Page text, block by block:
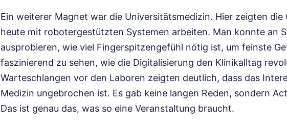
Ein weiterer Magnet war die Universitätsmedizin. Hier zeigten die
heute mit robotergestützten Systemen arbeiten. Man konnte an
ausprobieren, wie viel Fingerspitzengefühl nötig ist, um feinste
faszinierend zu sehen, wie die Digitalisierung den Klinikalltag
Warteschlangen vor den Laboren zeigten deutlich, dass das
Medizin ungebrochen ist. Es gab keine langen Reden, sondern
Das ist genau das, was so eine Veranstaltung braucht.